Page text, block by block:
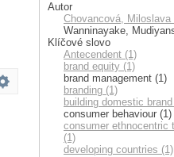
Autor
Chovancová, Miloslava
Wanninayake,
Klíčové slovo
Antecendent (1)
brand equity (1)
brand management (1)
branding (1)
building domestic
consumer behaviour (1)
consumer ethnocentric
(1)
developing countries (1)